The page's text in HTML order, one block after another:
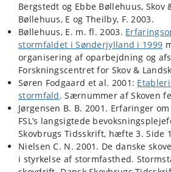
Bergstedt og Ebbe Bøllehuus, Skov
Bøllehuus, E og Theilby, F. 2003.
Bøllehuus, E. m. fl. 2003.
stormfaldet i Sønderjylland i 1999
organisering af oparbejdning og
Forskningscentret for Skov &
Søren Fodgaard et al. 2001:
stormfald. Særnummer af Skoven
Jørgensen B. B. 2001. Erfaringer
FSL’s langsigtede
Skovbrugs Tidsskrift, hæfte 3. Side
Nielsen C. N. 2001. De danske
i styrkelse af stormfasthed.